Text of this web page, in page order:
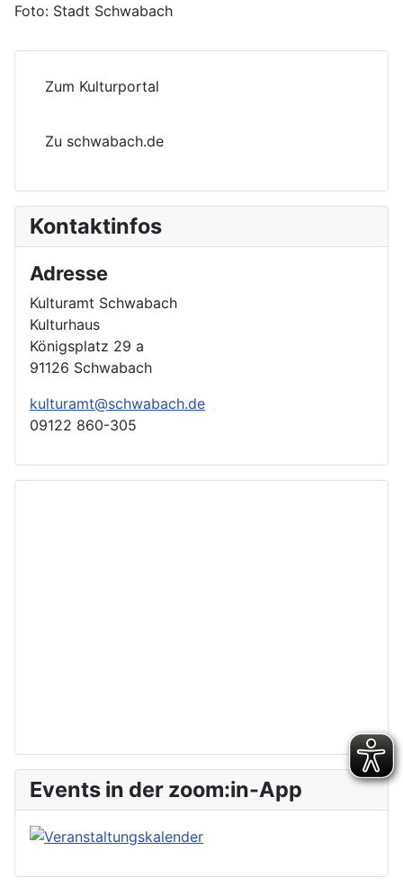
Foto: Stadt Schwabach
Zum Kulturportal
Zu schwabach.de
Kontaktinfos
Adresse
Kulturamt Schwabach
Kulturhaus
Königsplatz 29 a
91126 Schwabach
kulturamt@schwabach.de
09122 860-305
Events in der zoom:in-App